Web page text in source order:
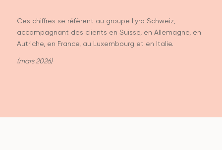
Ces chiffres se réfèrent au groupe Lyra Schweiz,
accompagnant des clients en Suisse, en Allemagne, en
Autriche, en France, au Luxembourg et en Italie.
(mars 2026)